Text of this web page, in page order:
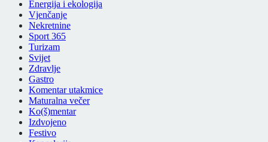
Energija i ekologija
Vjenčanje
Nekretnine
Sport 365
Turizam
Svijet
Zdravlje
Gastro
Komentar utakmice
Maturalna večer
Ko(š)mentar
Izdvojeno
Festivo